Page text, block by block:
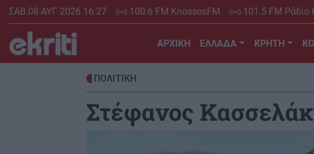
Skip
content
ΣΑΒ.08 ΑΥΓ 2026 16:27 100.6 FM KnossosFM 101.5 FM Ράδιο
ΑΡΧΙΚΗ ΕΛΛΑΔΑ ΚΡΗΤΗ
ΠΟΛΙΤΙΚΗ
Στέφανος